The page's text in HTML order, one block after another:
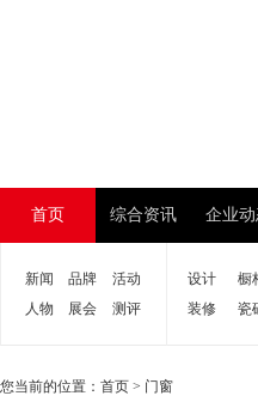
首页 综合资讯 企业
新闻 品牌
活动
人物
展会 测评
设计 橱
装修
瓷
您当前的位置： 首页 > 门窗